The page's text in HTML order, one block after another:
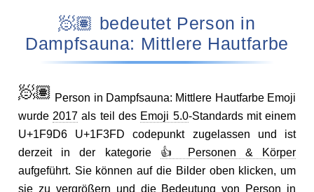
🧖🏽 bedeutet Person in
Dampfsauna: Mittlere Hautfarbe
🧖🏽 Person in Dampfsauna: Mittlere Hautfarbe Emoji
wurde 2017 als teil des Emoji 5.0-Standards mit einem
U+1F9D6 U+1F3FD codepunkt zugelassen und ist
derzeit in der kategorie 👍 Personen & Körper
aufgeführt. Sie können auf die Bilder oben klicken, um
sie zu vergrößern und die Bedeutung von Person in